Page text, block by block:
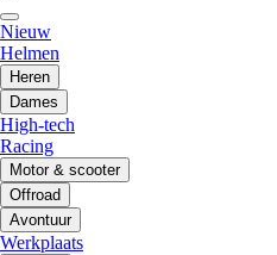
Nieuw
Helmen
Heren
Dames
High-tech
Racing
Motor & scooter
Offroad
Avontuur
Werkplaats